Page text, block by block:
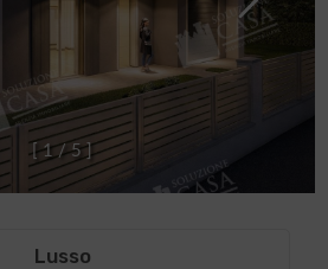
[ 1 / 5 ]
Lusso